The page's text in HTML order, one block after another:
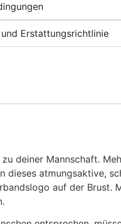
Erstattungsrichtlinie
deiner Mannschaft.
dieses atmungsaktive,
auf der Brust.